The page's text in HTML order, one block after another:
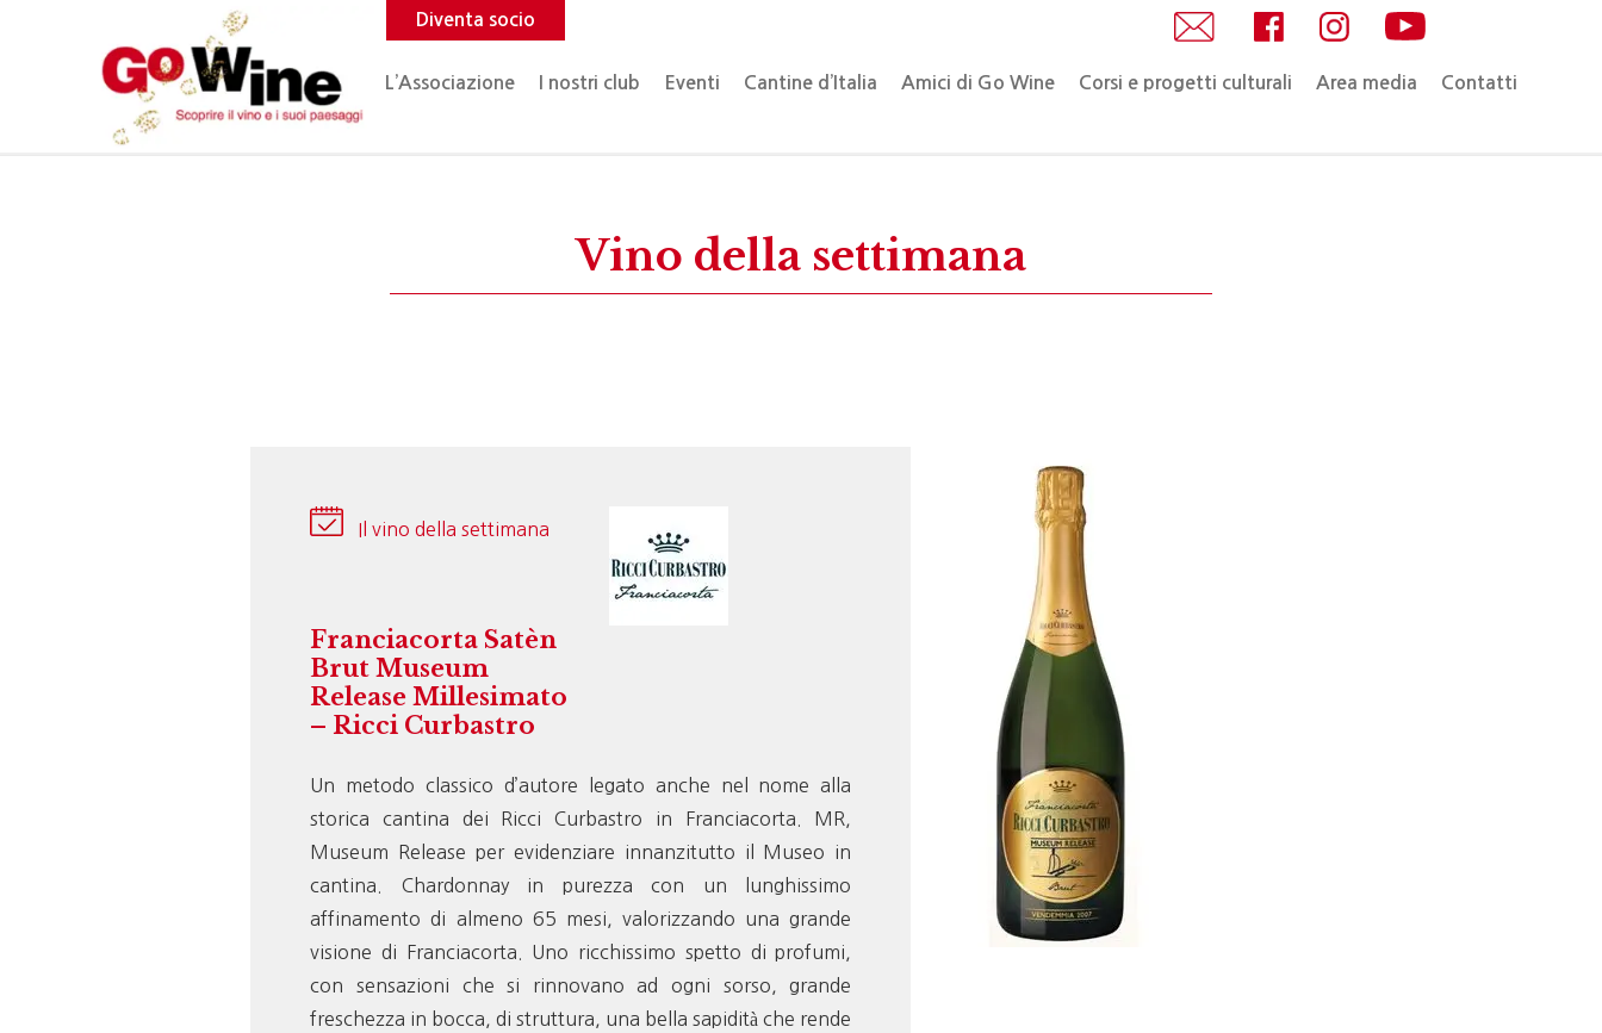
Diventa socio
L’Associazione I nostri club Eventi Cantine d’Italia Amici di Go Wine Corsi e progetti culturali Area media Contatti
Vino della settimana
Il vino della settimana
Franciacorta Satèn
Brut Museum
Release Millesimato
– Ricci Curbastro
Un metodo classico d’autore legato anche nel nome alla
storica cantina dei Ricci Curbastro in Franciacorta. MR,
Museum Release per evidenziare innanzitutto il Museo in
cantina. Chardonnay in purezza con un lunghissimo
affinamento di almeno 65 mesi, valorizzando una grande
visione di Franciacorta. Uno ricchissimo spetto di profumi,
con sensazioni che si rinnovano ad ogni sorso, grande
freschezza in bocca, di struttura, una bella sapidità che rende